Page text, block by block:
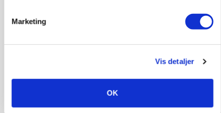
Marketing
Vis detaljer
OK
Før såmaskinen kører: Her er efterårets største